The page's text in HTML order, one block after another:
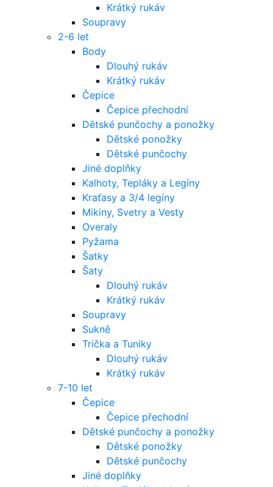
Krátký rukáv
Soupravy
2-6 let
Body
Dlouhý rukáv
Krátký rukáv
Čepice
Čepice přechodní
Dětské punčochy a ponožky
Dětské ponožky
Dětské punčochy
Jiné doplňky
Kalhoty, Tepláky a Legíny
Kraťasy a 3/4 legíny
Mikiny, Svetry a Vesty
Overaly
Pyžama
Šatky
Šaty
Dlouhý rukáv
Krátký rukáv
Soupravy
Sukně
Trička a Tuniky
Dlouhý rukáv
Krátký rukáv
7-10 let
Čepice
Čepice přechodní
Dětské punčochy a ponožky
Dětské ponožky
Dětské punčochy
Jiné doplňky